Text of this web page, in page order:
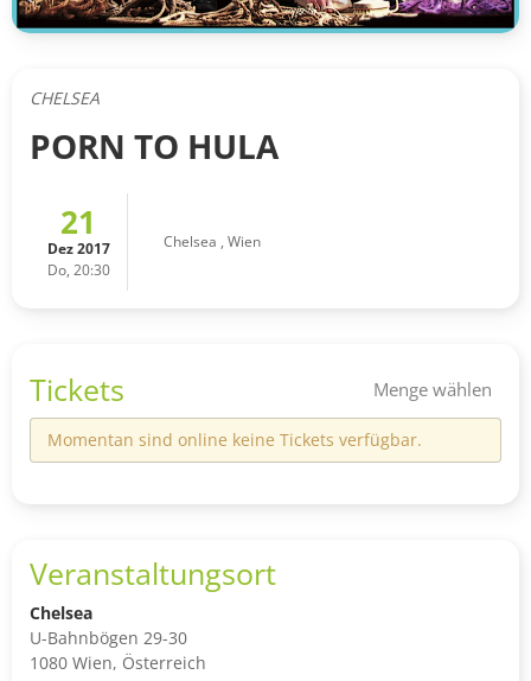
CHELSEA
PORN TO HULA
21
Dez 2017
Do, 20:30
Chelsea , Wien
Tickets Menge wählen
Momentan sind online keine Tickets verfügbar.
Veranstaltungsort
Chelsea
U-Bahnbögen 29-30
1080 Wien, Österreich